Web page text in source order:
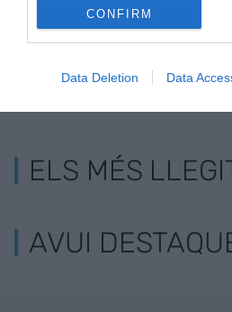
CONFIRM
Data Deletion Data
ELS MÉS
AVUI